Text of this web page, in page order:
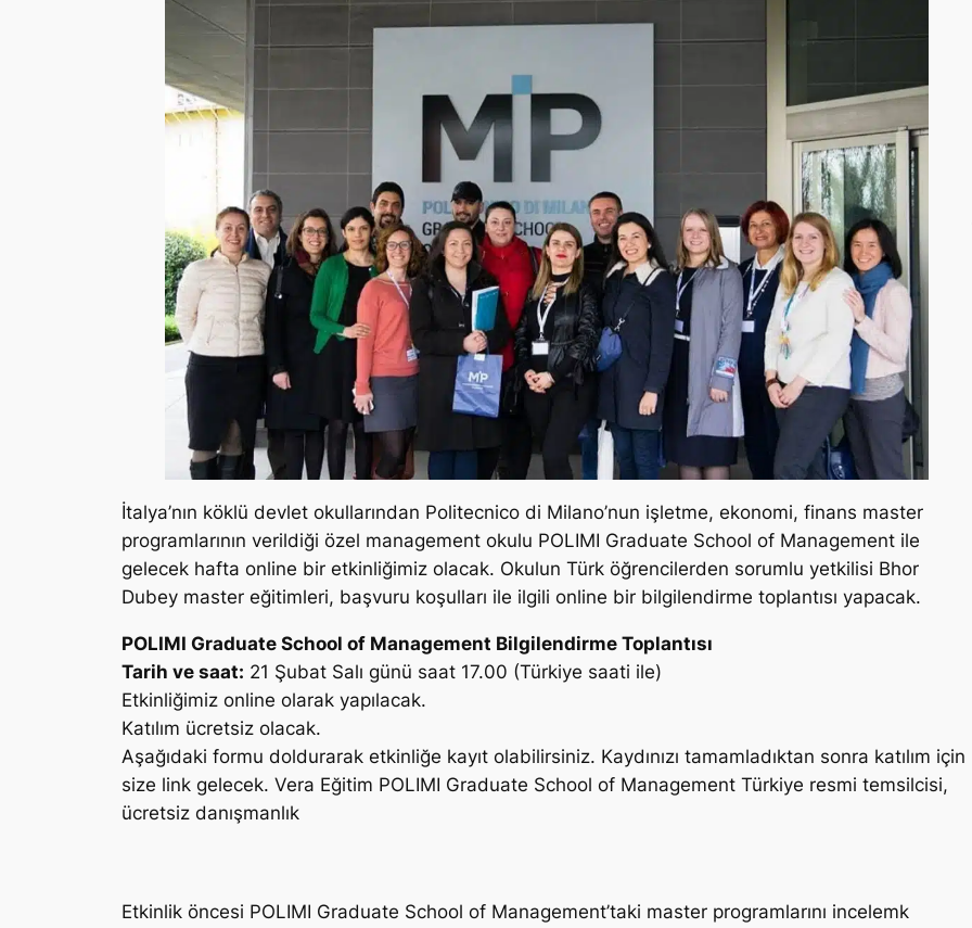
İtalya’nın köklü devlet okullarından Politecnico di Milano’nun işletme, ekonomi, finans master
programlarının verildiği özel management okulu POLIMI Graduate School of Management ile
gelecek hafta online bir etkinliğimiz olacak. Okulun Türk öğrencilerden sorumlu yetkilisi Bhor
Dubey master eğitimleri, başvuru koşulları ile ilgili online bir bilgilendirme toplantısı yapacak.
POLIMI Graduate School of Management Bilgilendirme Toplantısı
Tarih ve saat: 21 Şubat Salı günü saat 17.00 (Türkiye saati ile)
Etkinliğimiz online olarak yapılacak.
Katılım ücretsiz olacak.
Aşağıdaki formu doldurarak etkinliğe kayıt olabilirsiniz. Kaydınızı tamamladıktan sonra katılım için
size link gelecek. Vera Eğitim POLIMI Graduate School of Management Türkiye resmi temsilcisi,
ücretsiz danışmanlık
Etkinlik öncesi POLIMI Graduate School of Management’taki master programlarını incelemk